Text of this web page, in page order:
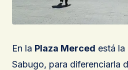
En la Plaza Merced está
Sabugo, para diferenciarla